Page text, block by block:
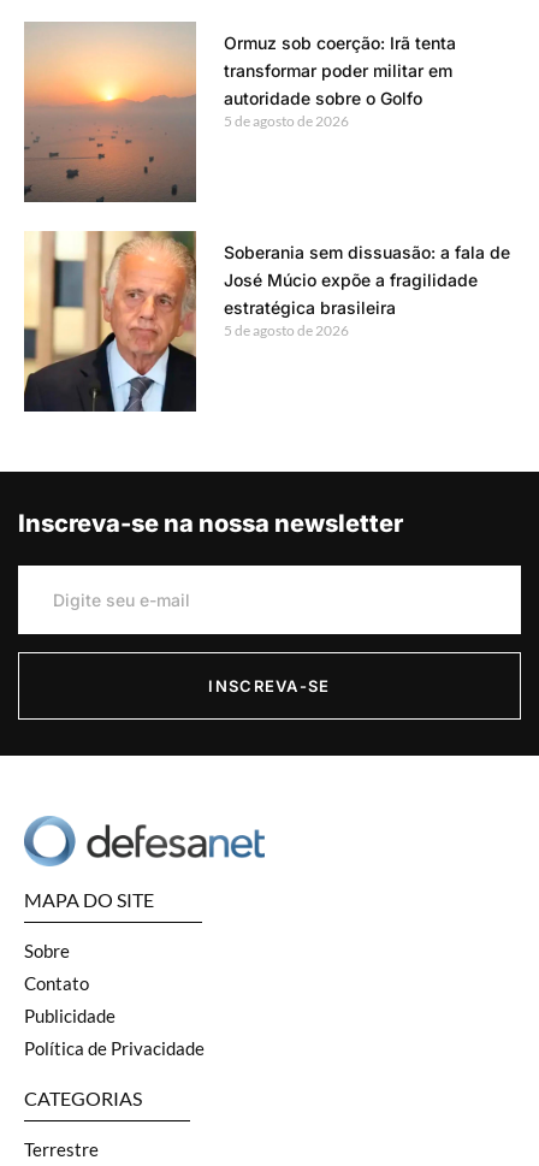
Ormuz sob coerção: Irã tenta
transformar poder militar em
autoridade sobre o Golfo
5 de agosto de 2026
Soberania sem dissuasão: a fala de
José Múcio expõe a fragilidade
estratégica brasileira
5 de agosto de 2026
Inscreva-se na nossa newsletter
INSCREVA-SE
MAPA DO SITE
Sobre
Contato
Publicidade
Política de Privacidade
CATEGORIAS
Terrestre